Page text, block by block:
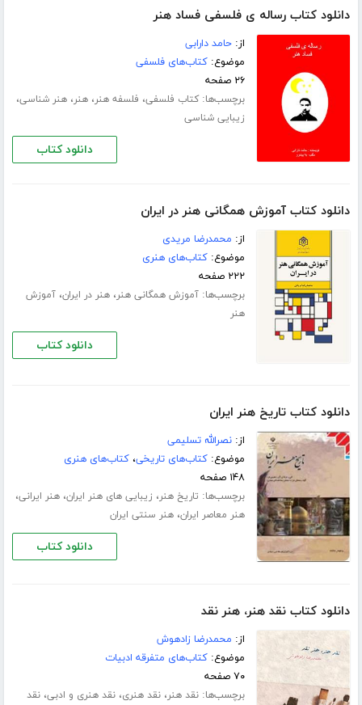
دانلود کتاب رساله ی فلسفی فساد هنر
از:حامد دارابی
موضوع:کتاب‌های فلسفی
۲۶ صفحه
برچسب‌ها:کتاب فلسفی، فلسفه هنر،هنر،هنر شناسی،
زیبایی شناسی
دانلود کتاب
دانلود کتاب آموزش همگانی هنر در ایران
از: محمدرضا مریدی
موضوع:کتاب‌های هنری
۲۲۲ صفحه
برچسب‌ها:آموزش همگانی هنر،هنر در ایران،آموزش
هنر
دانلود کتاب
دانلود کتاب تاریخ هنر ایران
از:نصرالله تسلیمی
موضوع:کتاب‌های تاریخی،کتاب‌های هنری
۱۴۸ صفحه
برچسب‌ها: تاریخ هنر، زیبایی های هنر ایران،هنر ایرانی،
هنر معاصر ایران،هنر سنتی ایران
دانلود کتاب
دانلود کتاب نقد هنر، هنر نقد
از: محمدرضا زادهوش
موضوع:کتاب‌های متفرقه ادبیات
۷۰ صفحه
برچسب‌ها:نقد هنر،نقد هنری،نقد هنری و ادبی،نقد